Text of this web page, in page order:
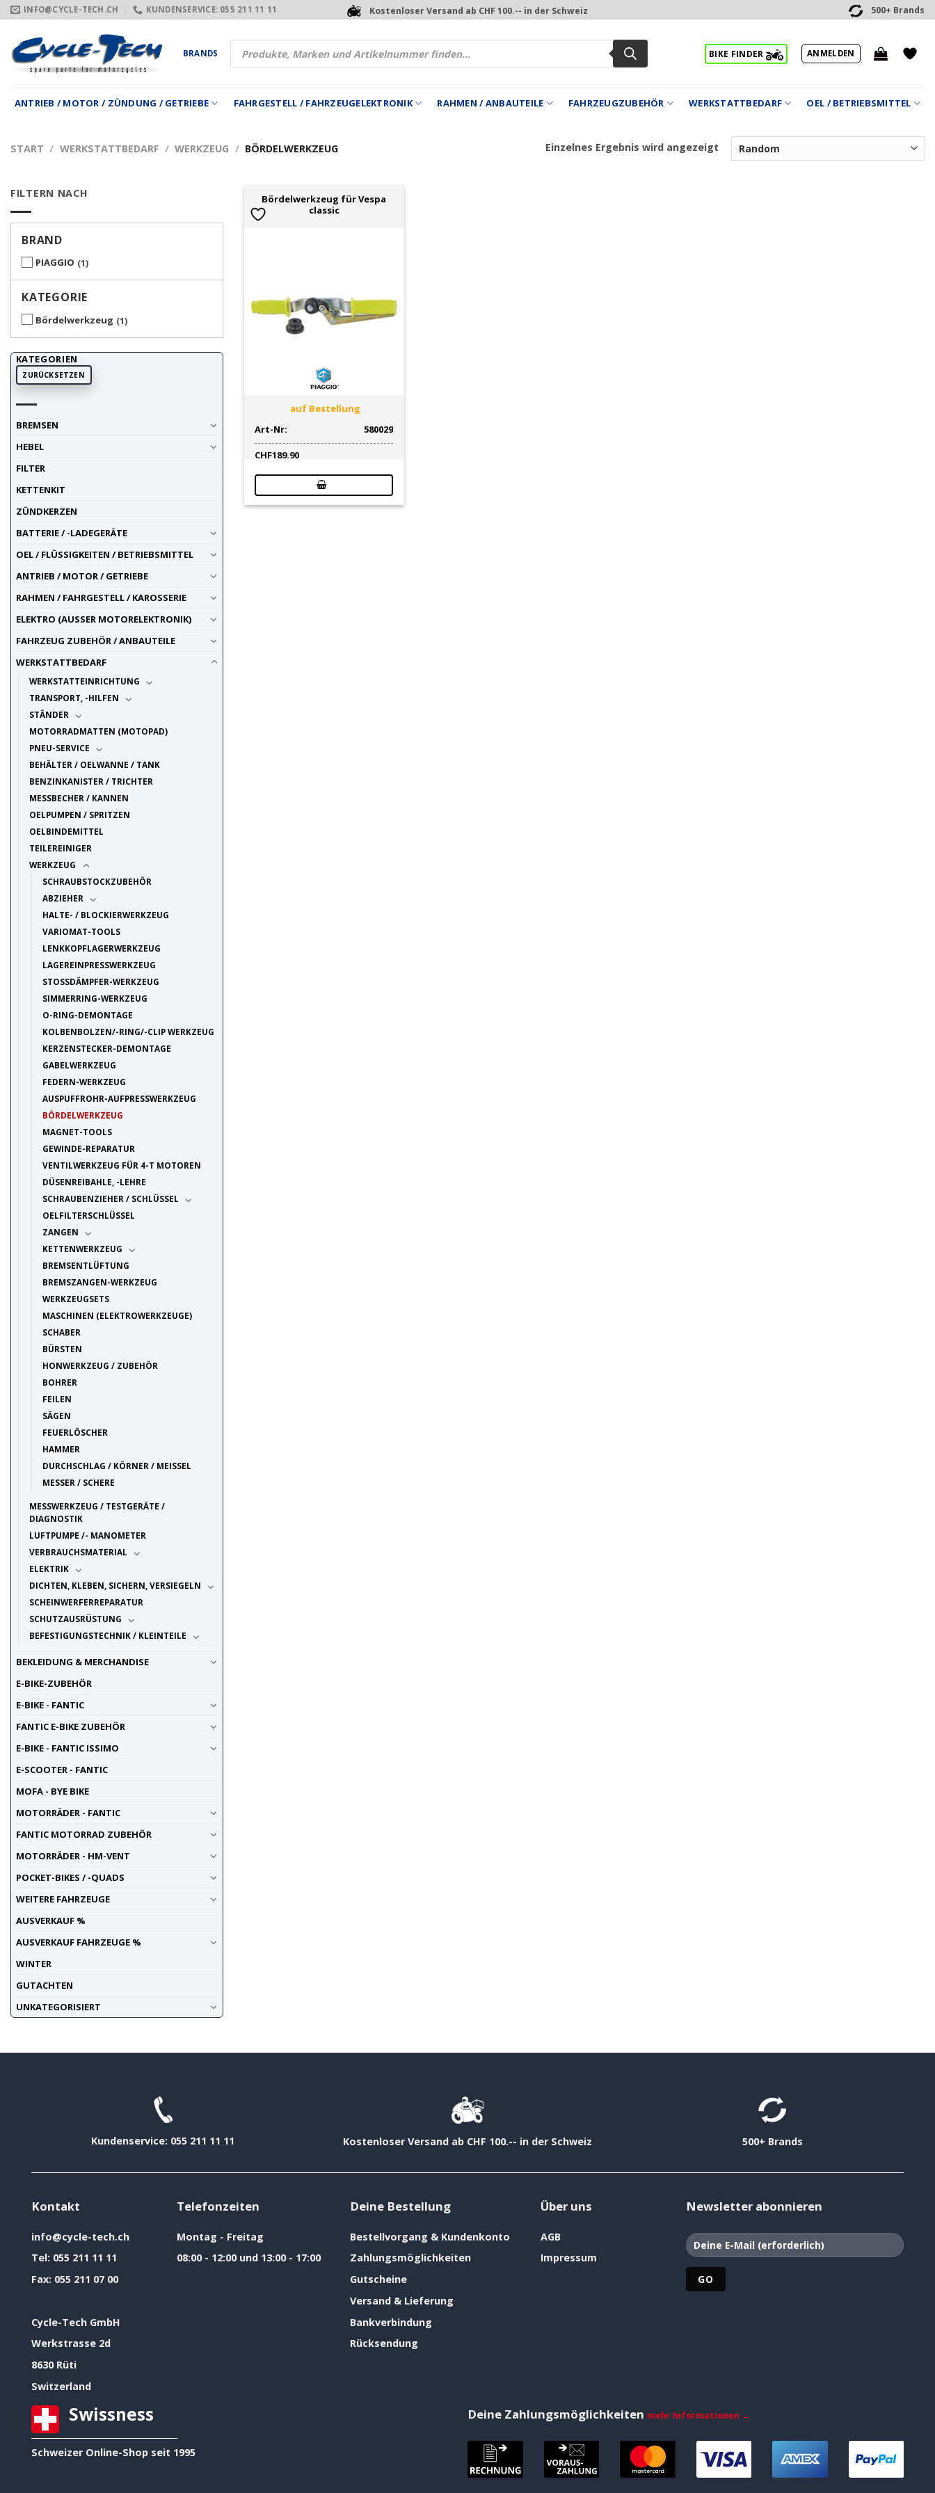
Zum
Inhalt
springen
INFO@CYCLE-TECH.CH KUNDENSERVICE: 055 211 11 11 Kostenloser Versand ab CHF 100.-- in der Schweiz 500+ Brands
BRANDS
Products
search
BIKE FINDER ANMELDEN
ANTRIEB / MOTOR / ZÜNDUNG / GETRIEBE FAHRGESTELL / FAHRZEUGELEKTRONIK RAHMEN / ANBAUTEILE FAHRZEUGZUBEHÖR WERKSTATTBEDARF OEL / BETRIEBSMITTEL
START / WERKSTATTBEDARF / WERKZEUG / BÖRDELWERKZEUG Einzelnes Ergebnis wird angezeigt
FILTERN NACH
BRAND
PIAGGIO 1
KATEGORIE
Bördelwerkzeug 1
KATEGORIEN
ZURÜCKSETZEN
BREMSEN
HEBEL
FILTER
KETTENKIT
ZÜNDKERZEN
BATTERIE / -LADEGERÄTE
OEL / FLÜSSIGKEITEN / BETRIEBSMITTEL
ANTRIEB / MOTOR / GETRIEBE
RAHMEN / FAHRGESTELL / KAROSSERIE
ELEKTRO (AUSSER MOTORELEKTRONIK)
FAHRZEUG ZUBEHÖR / ANBAUTEILE
WERKSTATTBEDARF
WERKSTATTEINRICHTUNG
TRANSPORT, -HILFEN
STÄNDER
MOTORRADMATTEN (MOTOPAD)
PNEU-SERVICE
BEHÄLTER / OELWANNE / TANK
BENZINKANISTER / TRICHTER
MESSBECHER / KANNEN
OELPUMPEN / SPRITZEN
OELBINDEMITTEL
TEILEREINIGER
WERKZEUG
SCHRAUBSTOCKZUBEHÖR
ABZIEHER
HALTE- / BLOCKIERWERKZEUG
VARIOMAT-TOOLS
LENKKOPFLAGERWERKZEUG
LAGEREINPRESSWERKZEUG
STOSSDÄMPFER-WERKZEUG
SIMMERRING-WERKZEUG
O-RING-DEMONTAGE
KOLBENBOLZEN/-RING/-CLIP WERKZEUG
KERZENSTECKER-DEMONTAGE
GABELWERKZEUG
FEDERN-WERKZEUG
AUSPUFFROHR-AUFPRESSWERKZEUG
BÖRDELWERKZEUG
MAGNET-TOOLS
GEWINDE-REPARATUR
VENTILWERKZEUG FÜR 4-T MOTOREN
DÜSENREIBAHLE, -LEHRE
SCHRAUBENZIEHER / SCHLÜSSEL
OELFILTERSCHLÜSSEL
ZANGEN
KETTENWERKZEUG
BREMSENTLÜFTUNG
BREMSZANGEN-WERKZEUG
WERKZEUGSETS
MASCHINEN (ELEKTROWERKZEUGE)
SCHABER
BÜRSTEN
HONWERKZEUG / ZUBEHÖR
BOHRER
FEILEN
SÄGEN
FEUERLÖSCHER
HAMMER
DURCHSCHLAG / KÖRNER / MEISSEL
MESSER / SCHERE
MESSWERKZEUG / TESTGERÄTE /
DIAGNOSTIK
LUFTPUMPE /- MANOMETER
VERBRAUCHSMATERIAL
ELEKTRIK
DICHTEN, KLEBEN, SICHERN, VERSIEGELN
SCHEINWERFERREPARATUR
SCHUTZAUSRÜSTUNG
BEFESTIGUNGSTECHNIK / KLEINTEILE
BEKLEIDUNG & MERCHANDISE
E-BIKE-ZUBEHÖR
E-BIKE - FANTIC
FANTIC E-BIKE ZUBEHÖR
E-BIKE - FANTIC ISSIMO
E-SCOOTER - FANTIC
MOFA - BYE BIKE
MOTORRÄDER - FANTIC
FANTIC MOTORRAD ZUBEHÖR
MOTORRÄDER - HM-VENT
POCKET-BIKES / -QUADS
WEITERE FAHRZEUGE
AUSVERKAUF %
AUSVERKAUF FAHRZEUGE %
WINTER
GUTACHTEN
UNKATEGORISIERT
Bördelwerkzeug für Vespa
classic
auf Bestellung
Art-Nr:
580029
CHF189.90
Kundenservice: 055 211 11 11 Kostenloser Versand ab CHF 100.-- in der Schweiz 500+ Brands
Kontakt
info@cycle-tech.ch
Tel: 055 211 11 11
Fax: 055 211 07 00
Cycle-Tech GmbH
Werkstrasse 2d
8630 Rüti
Switzerland
Telefonzeiten
Montag - Freitag
08:00 - 12:00 und 13:00 - 17:00
Deine Bestellung
Bestellvorgang & Kundenkonto
Zahlungsmöglichkeiten
Gutscheine
Versand & Lieferung
Bankverbindung
Rücksendung
Über uns
AGB
Impressum
Newsletter abonnieren
Swissness
Schweizer Online-Shop seit 1995
Deine Zahlungsmöglichkeiten mehr Informationen →